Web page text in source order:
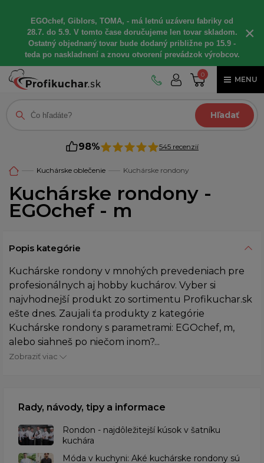
EGOchef, Giblors, TOMA, - má letnú uzáveru fabriky od
28.7. do 5.9. V tomto čase doručujeme len tovar skladom.
Ostatný objednaný tovar bude dodaný približne po 15.9 -
teda po naskladnení a znovu otvorení prevádzok výrobcov.
×
0
MENU
Hľadať
98% 545 recenzií
Kuchárske oblečenie Kuchárske rondony
Kuchárske rondony -
EGOchef - m
Popis kategórie
Kuchárske rondony v mnohých prevedeniach pre
profesionálnych aj hobby kuchárov. Vyber si
najvhodnejší produkt zo sortimentu Profikuchar.sk
ešte dnes. Zaujali ťa produkty z kategórie
Kuchárske rondony s parametrami: EGOchef, m,
alebo siahneš po niečom inom?...
Zobraziť viac
Rady, návody, tipy a informace
Rondon - najdôležitejší kúsok v šatníku
kuchára
​Móda v kuchyni: Aké kuchárske rondony sú